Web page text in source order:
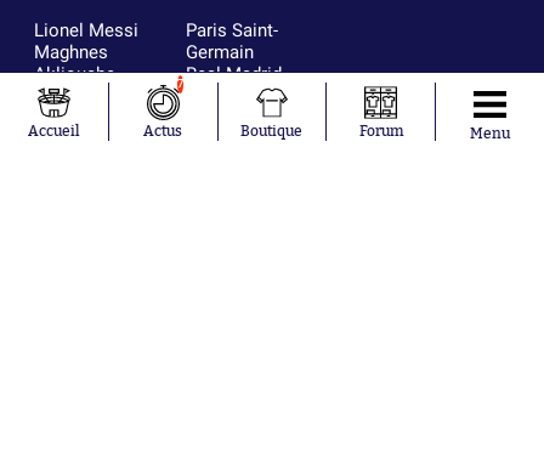
Lionel Messi
Maghnes
Akliouche
Mohamed
Salah
Neymar
Paris Saint-
Germain
Real Madrid
Olympique de
FIFA
Accueil
7
Actus Boutique Forum Menu